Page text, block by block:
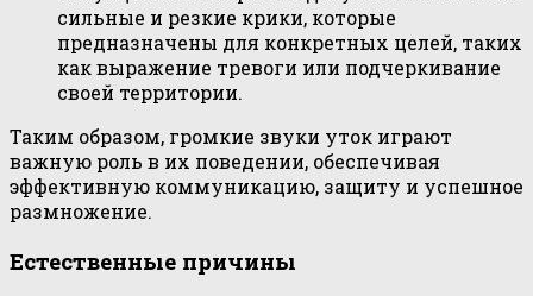
сильные и резкие крики, которые
предназначены для конкретных целей, таких
как выражение тревоги или подчеркивание
своей территории.
Таким образом, громкие звуки уток играют
важную роль в их поведении, обеспечивая
эффективную коммуникацию, защиту и успешное
размножение.
Естественные причины